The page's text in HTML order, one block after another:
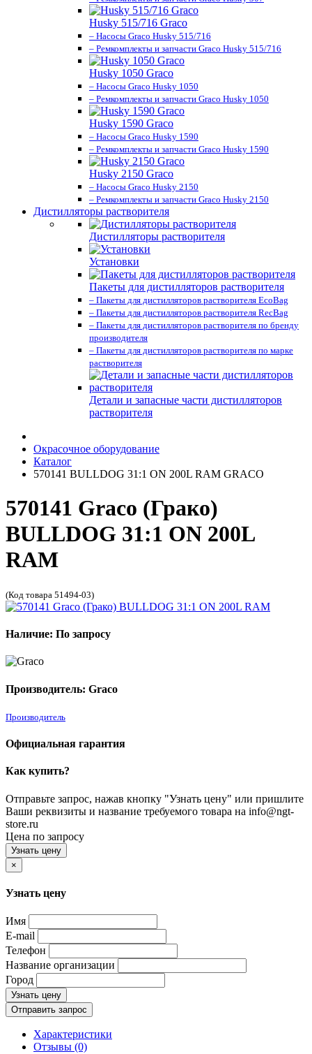
Husky 515/716 Graco
– Насосы Graco Husky 515/716
– Ремкомплекты и запчасти Graco Husky 515/716
Husky 1050 Graco
– Насосы Graco Husky 1050
– Ремкомплекты и запчасти Graco Husky 1050
Husky 1590 Graco
– Насосы Graco Husky 1590
– Ремкомплекты и запчасти Graco Husky 1590
Husky 2150 Graco
– Насосы Graco Husky 2150
– Ремкомплекты и запчасти Graco Husky 2150
Дистилляторы растворителя
Дистилляторы растворителя
Установки
Пакеты для дистилляторов растворителя
– Пакеты для дистилляторов растворителя EcoBag
– Пакеты для дистилляторов растворителя RecBag
– Пакеты для дистилляторов растворителя по бренду
производителя
– Пакеты для дистилляторов растворителя по марке
растворителя
Детали и запасные части дистилляторов
растворителя
Окрасочное оборудование
Каталог
570141 BULLDOG 31:1 ON 200L RAM GRACO
570141 Graco (Грако)
BULLDOG 31:1 ON 200L
RAM
(Код товара 51494-03)
Наличие: По запросу
Производитель: Graco
Производитель
Официальная гарантия
Как купить?
Отправьте запрос, нажав кнопку "Узнать цену" или пришлите
Ваши реквизиты и название требуемого товара на info@ngt-
store.ru
Цена по запросу
Узнать цену
×
Узнать цену
Имя
E-mail
Телефон
Название организации
Город
Узнать цену
Отправить запрос
Характеристики
Отзывы (0)